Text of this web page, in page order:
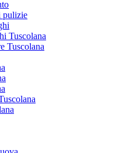
pulizie
Tuscolana
Tuscolana